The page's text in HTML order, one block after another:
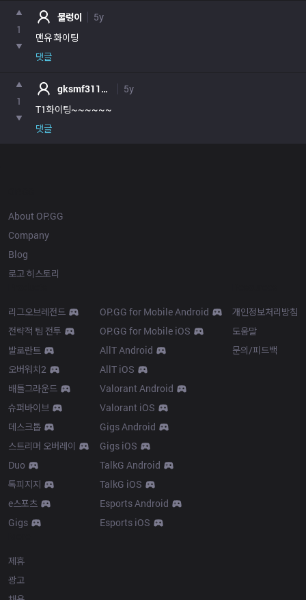
1
물렁이
5y
맨유 화이팅
댓글
1
gksmf3110@naver.com
5y
T1화이팅~~~~~~
댓글
About OP.GG
Company
Blog
로고 히스토리
리그오브레전드
전략적 팀 전투
발로란트
오버워치2
배틀그라운드
슈퍼바이브
데스크톱
스트리머 오버레이
Duo
톡피지지
e스포츠
Gigs
OP.GG for Mobile Android
OP.GG for Mobile iOS
AllT Android
AllT iOS
Valorant Android
Valorant iOS
Gigs Android
Gigs iOS
TalkG Android
TalkG iOS
Esports Android
Esports iOS
개인정보처리방침
도움말
문의/피드백
제휴
광고